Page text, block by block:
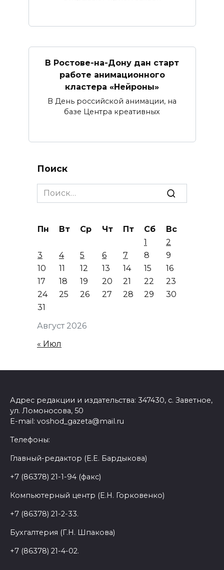
В Ростове-на-Дону дан старт
работе анимационного
кластера «Нейроны»
В День российской анимации, на
базе Центра креативных
Поиск
Search
for:
Август 2026
Пн Вт Ср Чт Пт Сб
Вс
1
2
3
4 5 6 7 8
9
10
11 12 13 14 15
16
17
18 19 20 21 22
23
24
25 26 27 28 29
30
31
« Июл
Адрес редакции и издательства: 347430, с. Заветное,
ул. Ломоносова, 50
E-mail: voshod_gazeta@mail.ru
Телефоны:
Главный-редактор (Е.Е. Бардыкова)
+7 (86378) 21-1-94 (факс)
Компьютерный центр (Е.Н. Горковенко)
+7 (86378) 21-2-33.
Бухгалтерия (Г.Н. Шпакова)
+7 (86378) 21-4-02.